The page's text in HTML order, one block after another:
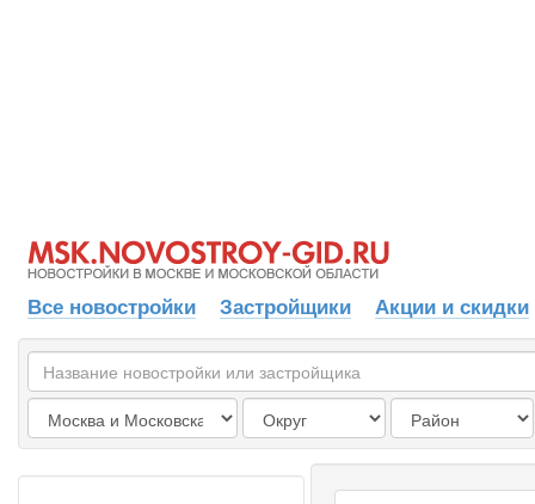
Все новостройки Застройщики Акции и скидки